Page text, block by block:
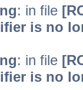
: in file
is no
: in file
is no